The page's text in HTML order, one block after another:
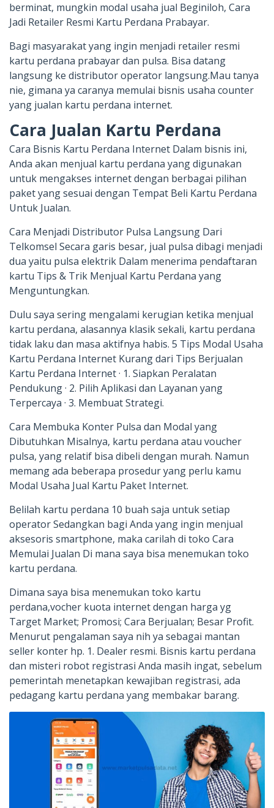
berminat, mungkin modal usaha jual Beginiloh, Cara
Jadi Retailer Resmi Kartu Perdana Prabayar.
Bagi masyarakat yang ingin menjadi retailer resmi
kartu perdana prabayar dan pulsa. Bisa datang
langsung ke distributor operator langsung.Mau tanya
nie, gimana ya caranya memulai bisnis usaha counter
yang jualan kartu perdana internet.
Cara Jualan Kartu Perdana
Cara Bisnis Kartu Perdana Internet Dalam bisnis ini,
Anda akan menjual kartu perdana yang digunakan
untuk mengakses internet dengan berbagai pilihan
paket yang sesuai dengan Tempat Beli Kartu Perdana
Untuk Jualan.
Cara Menjadi Distributor Pulsa Langsung Dari
Telkomsel Secara garis besar, jual pulsa dibagi menjadi
dua yaitu pulsa elektrik Dalam menerima pendaftaran
kartu Tips & Trik Menjual Kartu Perdana yang
Menguntungkan.
Dulu saya sering mengalami kerugian ketika menjual
kartu perdana, alasannya klasik sekali, kartu perdana
tidak laku dan masa aktifnya habis. 5 Tips Modal Usaha
Kartu Perdana Internet Kurang dari Tips Berjualan
Kartu Perdana Internet · 1. Siapkan Peralatan
Pendukung · 2. Pilih Aplikasi dan Layanan yang
Terpercaya · 3. Membuat Strategi.
Cara Membuka Konter Pulsa dan Modal yang
Dibutuhkan Misalnya, kartu perdana atau voucher
pulsa, yang relatif bisa dibeli dengan murah. Namun
memang ada beberapa prosedur yang perlu kamu
Modal Usaha Jual Kartu Paket Internet.
Belilah kartu perdana 10 buah saja untuk setiap
operator Sedangkan bagi Anda yang ingin menjual
aksesoris smartphone, maka carilah di toko Cara
Memulai Jualan Di mana saya bisa menemukan toko
kartu perdana.
Dimana saya bisa menemukan toko kartu
perdana,vocher kuota internet dengan harga yg
Target Market; Promosi; Cara Berjualan; Besar Profit.
Menurut pengalaman saya nih ya sebagai mantan
seller konter hp. 1. Dealer resmi. Bisnis kartu perdana
dan misteri robot registrasi Anda masih ingat, sebelum
pemerintah menetapkan kewajiban registrasi, ada
pedagang kartu perdana yang membakar barang.